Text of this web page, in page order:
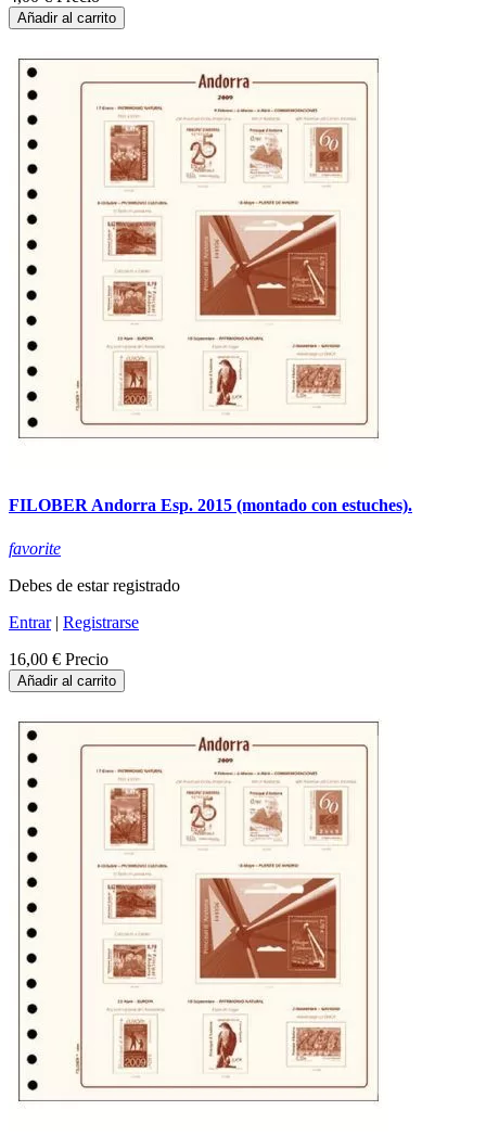
Añadir al carrito
FILOBER Andorra Esp. 2015 (montado con estuches).
favorite
Debes de estar registrado
Entrar| Registrarse
16,00 € Precio
Añadir al carrito